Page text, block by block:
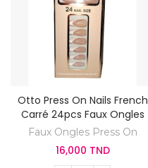
Otto Press On Nails French
Carré 24pcs Faux Ongles
Faux Ongles Press On
16,000 TND